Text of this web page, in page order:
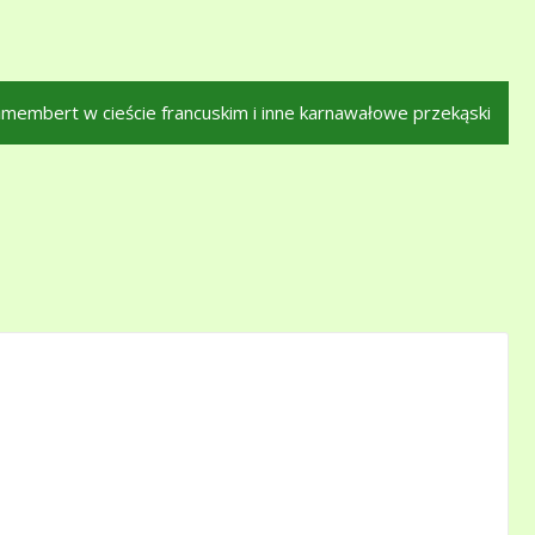
w cieście francuskim i inne karnawałowe przekąski